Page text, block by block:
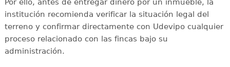
Por ello, antes de entregar dinero por un inmueble, la
institución recomienda verificar la situación legal del
terreno y confirmar directamente con Udevipo cualquier
proceso relacionado con las fincas bajo su
administración.